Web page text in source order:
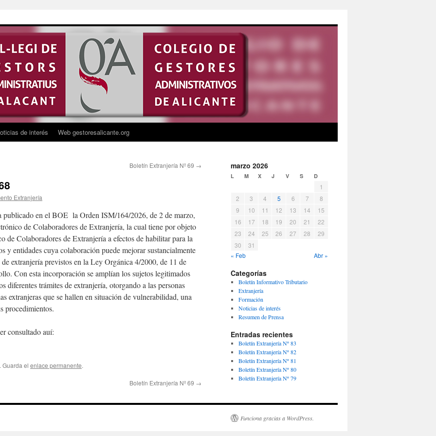
de interés Web gestoresalicante.org
Boletín Extranjería Nº 69 →
Extranjería
publicado en el BOE la Orden ISM/164/2026, de 2 de marzo,
de Colaboradores de Extranjería, la cual tiene por objeto
de Colaboradores de Extranjería a efectos de habilitar para la
y entidades cuya colaboración puede mejorar sustancialmente
extranjería previstos en la Ley Orgánica 4/2000, de 11 de
Con esta incorporación se amplían los sujetos legitimados
diferentes trámites de extranjería, otorgando a las personas
extranjeras que se hallen en situación de vulnerabilidad, una
procedimientos.
consultado auí:
. Guarda el enlace permanente.
Boletín Extranjería Nº 69 →
marzo 2026
L M X J V S D
1
2
3 4 5 6 7
8
9
10 11 12 13 14
15
16
17 18 19 20 21
22
23
24 25 26 27 28
29
30
31
« Feb
Abr »
Categorías
Boletín Informativo Tributario
Extranjería
Formación
Noticias de interés
Resumen de Prensa
Entradas recientes
Boletín Extranjería Nº 83
Boletín Extranjería Nº 82
Boletín Extranjería Nº 81
Boletín Extranjería Nº 80
Boletín Extranjería Nº 79
Funciona gracias a WordPress.